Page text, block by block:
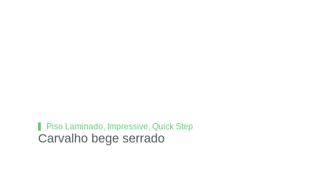
Piso Laminado, Impressive, Quick Step
Carvalho bege serrado